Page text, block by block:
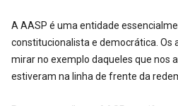
A AASP é uma entidade
constitucionalista e democrática. Os
mirar no exemplo daqueles que nos
estiveram na linha de frente da